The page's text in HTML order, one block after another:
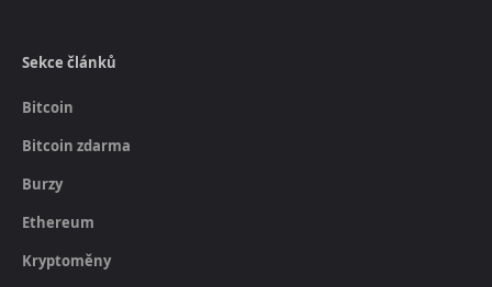
Sekce článků
Bitcoin
Bitcoin zdarma
Burzy
Ethereum
Kryptoměny